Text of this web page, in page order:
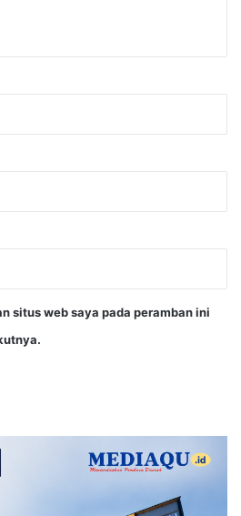
situs web saya pada peramban ini